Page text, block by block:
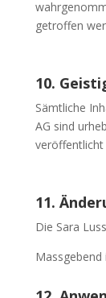
getroffen
10.
Sämtliche
AG sind
11.
Die Sara